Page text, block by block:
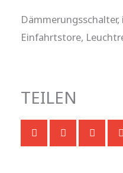
Einfahrtstore,
TEILEN